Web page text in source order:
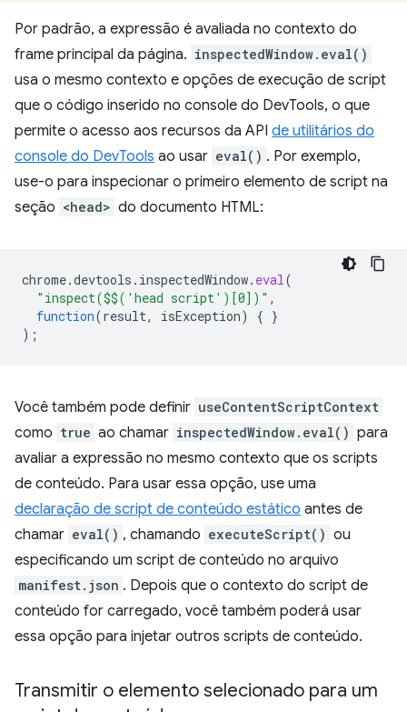
Por padrão, a expressão é avaliada no contexto do
frame principal da página. inspectedWindow.eval()
usa o mesmo contexto e opções de execução de script
que o código inserido no console do DevTools, o que
permite o acesso aos recursos da API de utilitários do
console do DevTools ao usar eval() . Por exemplo,
use-o para inspecionar o primeiro elemento de script na
seção <head> do documento HTML:
chrome.devtools . inspectedWindow. eval(
"inspect($$('head script')[0])" ,
function(result, isException) { }
);
Você também pode definir useContentScriptContext
como true ao chamar inspectedWindow.eval() para
avaliar a expressão no mesmo contexto que os scripts
de conteúdo. Para usar essa opção, use uma
declaração de script de conteúdo estático antes de
chamar eval() , chamando executeScript() ou
especificando um script de conteúdo no arquivo
manifest.json . Depois que o contexto do script de
conteúdo for carregado, você também poderá usar
essa opção para injetar outros scripts de conteúdo.
Transmitir o elemento selecionado para um